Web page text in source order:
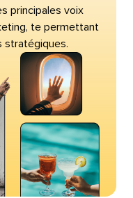
principales voix
te permettant
stratégiques.​​